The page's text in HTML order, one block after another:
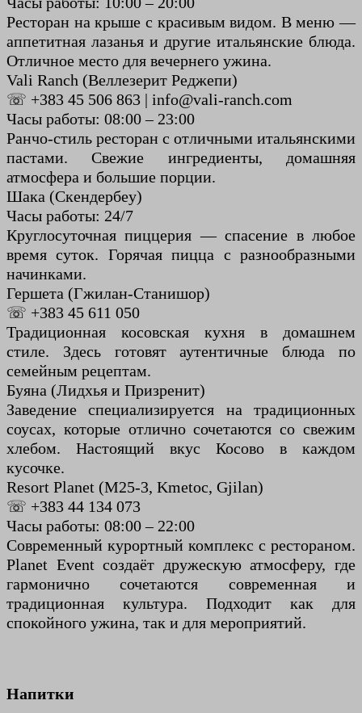
Ресторан на крыше с красивым видом. В меню —
аппетитная лазанья и другие итальянские блюда.
Отличное место для вечернего ужина.
Vali Ranch (Веллезерит Реджепи)
☏ +383 45 506 863 | info@vali-ranch.com
Часы работы: 08:00 – 23:00
Ранчо-стиль ресторан с отличными итальянскими
пастами. Свежие ингредиенты, домашняя
атмосфера и большие порции.
Шака (Скендербеу)
Часы работы: 24/7
Круглосуточная пиццерия — спасение в любое
время суток. Горячая пицца с разнообразными
начинками.
Гершета (Гжилан-Станишор)
☏ +383 45 611 050
Традиционная косовская кухня в домашнем
стиле. Здесь готовят аутентичные блюда по
семейным рецептам.
Буяна (Лидхья и Призренит)
Заведение специализируется на традиционных
соусах, которые отлично сочетаются со свежим
хлебом. Настоящий вкус Косово в каждом
кусочке.
Resort Planet (M25-3, Kmetoc, Gjilan)
☏ +383 44 134 073
Часы работы: 08:00 – 22:00
Современный курортный комплекс с рестораном.
Planet Event создаёт дружескую атмосферу, где
гармонично сочетаются современная и
традиционная культура. Подходит как для
спокойного ужина, так и для мероприятий.
Напитки